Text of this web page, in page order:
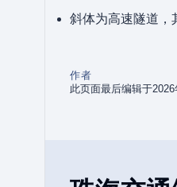
斜体为高速隧道，
作者
此页面最后编辑于